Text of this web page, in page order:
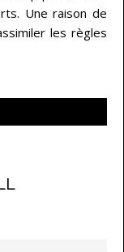
Une raison de
les règles